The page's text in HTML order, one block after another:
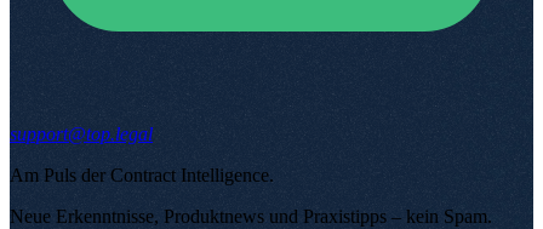
support@top.legal
Am Puls der Contract Intelligence.
Neue Erkenntnisse, Produktnews und Praxistipps – kein Spam.